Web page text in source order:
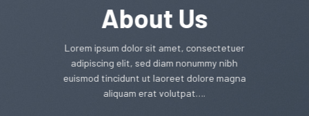
About Us
Lorem ipsum dolor sit amet, consectetuer
adipiscing elit, sed diam nonummy nibh
euismod tincidunt ut laoreet dolore magna
aliquam erat volutpat….